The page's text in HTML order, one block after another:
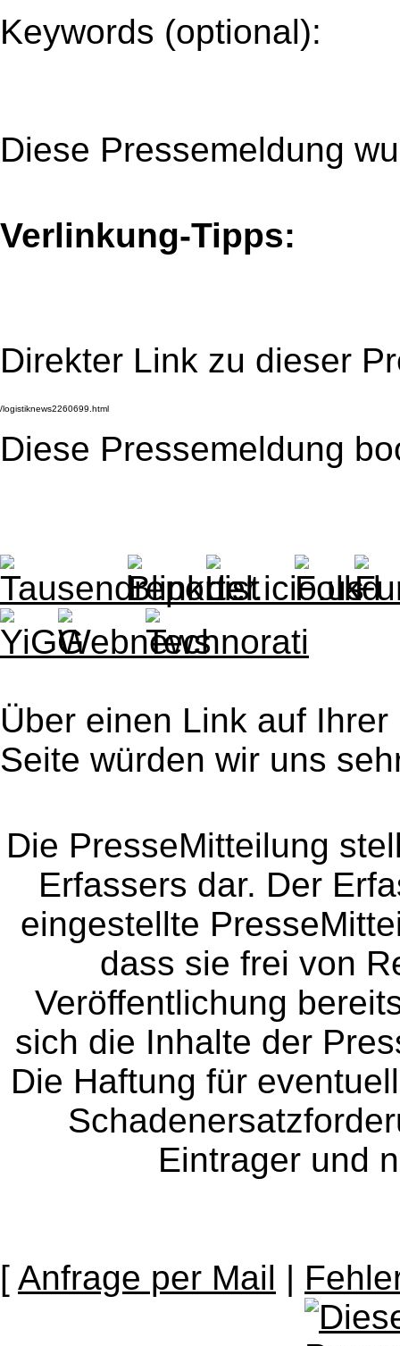
Keywords (optional):
Diese Pressemeldung
Verlinkung-Tipps:
Direkter Link zu dieser
Diese Pressemeldung
Über einen Link auf
Seite würden wir uns
Die PresseMitteilung
Erfassers dar. Der
eingestellte
dass sie frei von
Veröffentlichung
sich die Inhalte der
Die Haftung für
Eintrager und
[ Anfrage per Mail |